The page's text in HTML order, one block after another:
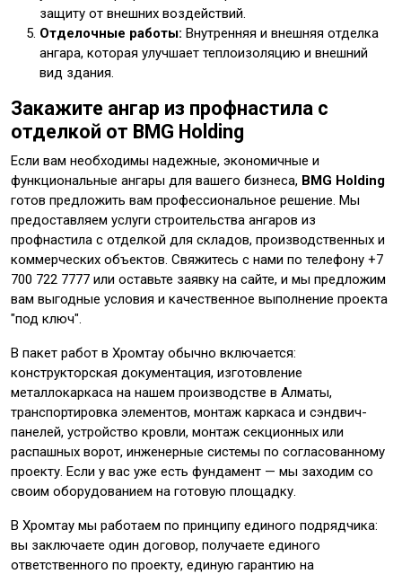
защиту от внешних воздействий.
Отделочные работы: Внутренняя и внешняя отделка
ангара, которая улучшает теплоизоляцию и внешний
вид здания.
Закажите ангар из профнастила с
отделкой от BMG Holding
Если вам необходимы надежные, экономичные и
функциональные ангары для вашего бизнеса, BMG Holding
готов предложить вам профессиональное решение. Мы
предоставляем услуги строительства ангаров из
профнастила с отделкой для складов, производственных и
коммерческих объектов. Свяжитесь с нами по телефону +7
700 722 7777 или оставьте заявку на сайте, и мы предложим
вам выгодные условия и качественное выполнение проекта
"под ключ".
В пакет работ в Хромтау обычно включается:
конструкторская документация, изготовление
металлокаркаса на нашем производстве в Алматы,
транспортировка элементов, монтаж каркаса и сэндвич-
панелей, устройство кровли, монтаж секционных или
распашных ворот, инженерные системы по согласованному
проекту. Если у вас уже есть фундамент — мы заходим со
своим оборудованием на готовую площадку.
В Хромтау мы работаем по принципу единого подрядчика:
вы заключаете один договор, получаете единого
ответственного по проекту, единую гарантию на